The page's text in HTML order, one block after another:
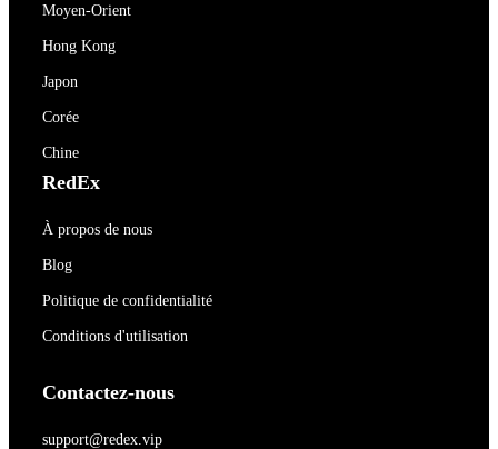
Moyen-Orient
Hong Kong
Japon
Corée
Chine
RedEx
À propos de nous
Blog
Politique de confidentialité
Conditions d'utilisation
Contactez-nous
support@redex.vip